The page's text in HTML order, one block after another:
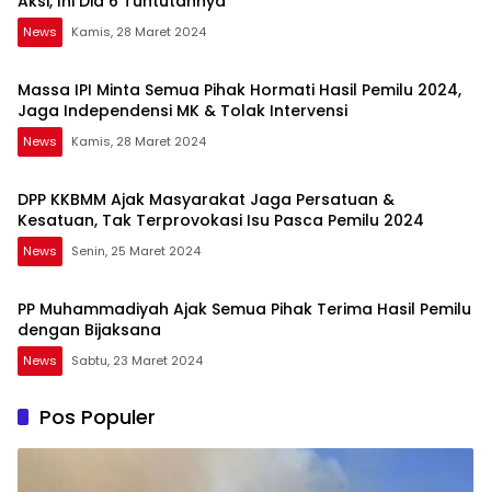
News Kamis, 28 Maret 2024
Massa IPI Minta Semua Pihak Hormati Hasil Pemilu 2024,
Jaga Independensi MK & Tolak Intervensi
News Kamis, 28 Maret 2024
DPP KKBMM Ajak Masyarakat Jaga Persatuan &
Kesatuan, Tak Terprovokasi Isu Pasca Pemilu 2024
News Senin, 25 Maret 2024
PP Muhammadiyah Ajak Semua Pihak Terima Hasil Pemilu
dengan Bijaksana
News Sabtu, 23 Maret 2024
Pos Populer